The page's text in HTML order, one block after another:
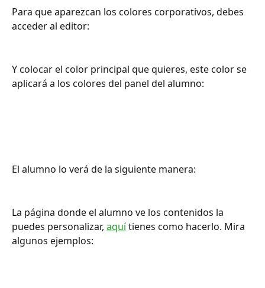
Para que aparezcan los colores corporativos, debes
acceder al editor:
Y colocar el color principal que quieres, este color se
aplicará a los colores del panel del alumno:
El alumno lo verá de la siguiente manera:
La página donde el alumno ve los contenidos la
puedes personalizar, aquí tienes como hacerlo. Mira
algunos ejemplos: